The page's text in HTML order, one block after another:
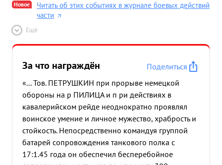
Новое
Читать об этих событиях в журнале боевых действий
части
Ещё
За что награждён
Поделиться
«... Тов. ПЕТРУШКИН при прорыве немецкой
обороны на р ПИЛИЦА и п ри действиях в
кавалерийском рейде неоднократно проявлял
воинское умение и личное мужество, храбрость и
стойкость. Непосредственно командуя группой
батарей сопровождения танкового полка с
17:1.45 года он обеспечил бесперебойное